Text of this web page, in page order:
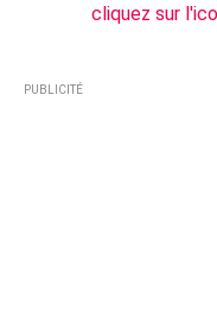
cliquez sur
PUBLICITÉ